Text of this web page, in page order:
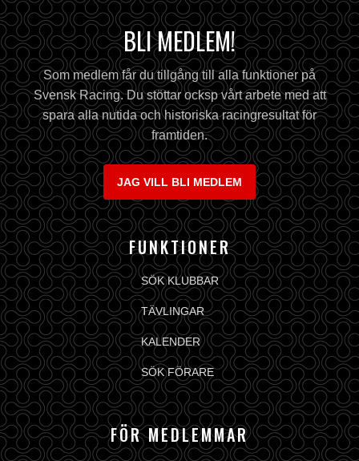
BLI MEDLEM!
Som medlem får du tillgång till alla funktioner på
Svensk Racing. Du stöttar ocksp vårt arbete med att
spara alla nutida och historiska racingresultat för
framtiden.
JAG VILL BLI MEDLEM
FUNKTIONER
SÖK KLUBBAR
TÄVLINGAR
KALENDER
SÖK FÖRARE
FÖR MEDLEMMAR